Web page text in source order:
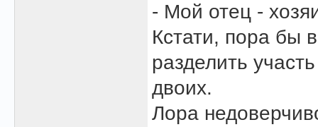
- Мой отец -
Кстати, пора бы
разделить
двоих.
Лора